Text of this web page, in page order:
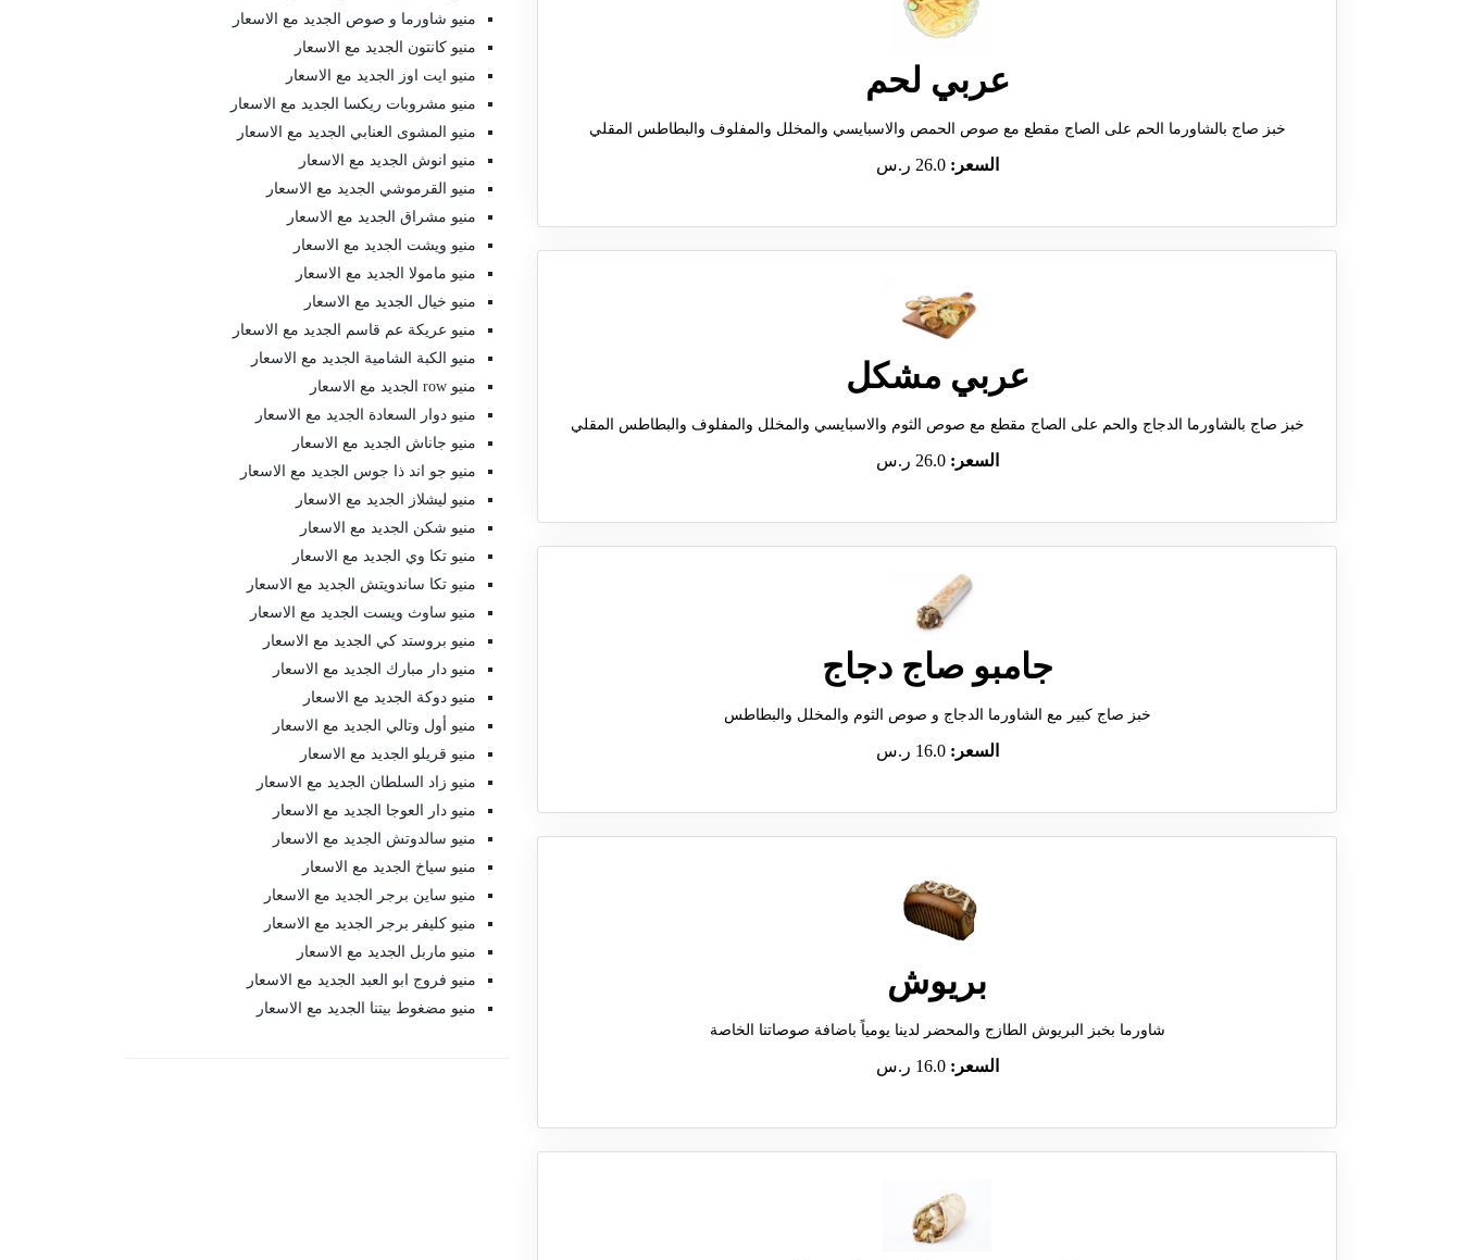
عربي لحم
خبز صاج بالشاورما الحم على الصاج مقطع مع صوص الحمص والاسبايسي والمخلل والمفلوف والبطاطس المقلي
السعر:26.0 ر.س
عربي مشكل
خبز صاج بالشاورما الدجاج والحم على الصاج مقطع مع صوص الثوم والاسبايسي والمخلل والمفلوف والبطاطس المقلي
السعر:26.0 ر.س
جامبو صاج دجاج
خبز صاج كبير مع الشاورما الدجاج و صوص الثوم والمخلل والبطاطس
السعر:16.0 ر.س
بريوش
شاورما بخبز البريوش الطازج والمحضر لدينا يومياً باضافة صوصاتنا الخاصة
السعر:16.0 ر.س
منيو شاورما و صوص الجديد مع الاسعار
منيو كانتون الجديد مع الاسعار
منيو ايت اوز الجديد مع الاسعار
منيو مشروبات ريكسا الجديد مع الاسعار
منيو المشوى العنابي الجديد مع الاسعار
منيو انوش الجديد مع الاسعار
منيو القرموشي الجديد مع الاسعار
منيو مشراق الجديد مع الاسعار
منيو ويشت الجديد مع الاسعار
منيو مامولا الجديد مع الاسعار
منيو خيال الجديد مع الاسعار
منيو عريكة عم قاسم الجديد مع الاسعار
منيو الكبة الشامية الجديد مع الاسعار
منيو row الجديد مع الاسعار
منيو دوار السعادة الجديد مع الاسعار
منيو جاناش الجديد مع الاسعار
منيو جو اند ذا جوس الجديد مع الاسعار
منيو ليشلاز الجديد مع الاسعار
منيو شكن الجديد مع الاسعار
منيو تكا وي الجديد مع الاسعار
منيو تكا ساندويتش الجديد مع الاسعار
منيو ساوث ويست الجديد مع الاسعار
منيو بروستد كي الجديد مع الاسعار
منيو دار مبارك الجديد مع الاسعار
منيو دوكة الجديد مع الاسعار
منيو أول وتالي الجديد مع الاسعار
منيو قريلو الجديد مع الاسعار
منيو زاد السلطان الجديد مع الاسعار
منيو دار العوجا الجديد مع الاسعار
منيو سالدوتش الجديد مع الاسعار
منيو سياخ الجديد مع الاسعار
منيو ساين برجر الجديد مع الاسعار
منيو كليفر برجر الجديد مع الاسعار
منيو ماربل الجديد مع الاسعار
منيو فروج ابو العبد الجديد مع الاسعار
منيو مضغوط بيتنا الجديد مع الاسعار